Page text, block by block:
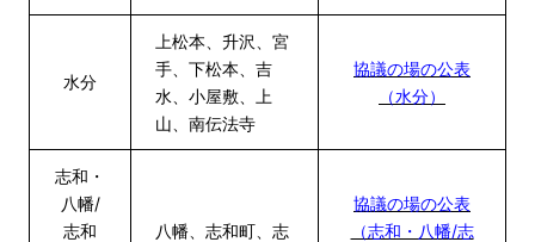
水分
上松本、升沢、宮
手、下松本、吉
水、小屋敷、上
山、南伝法寺
協議の場の公表
（水分）
志和・
八幡/
志和
八幡、志和町、志
協議の場の公表
（志和・八幡/志